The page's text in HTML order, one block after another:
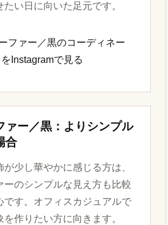
たい日に向いた足元です。
ファー／黒のコーディネー
をInstagramで見る
ァー／黒：よりシンプル
合
が少し華やかに感じる方は、
ーのシンプルな見え方も比較
です。オフィスカジュアルで
作りたい方に向きます。